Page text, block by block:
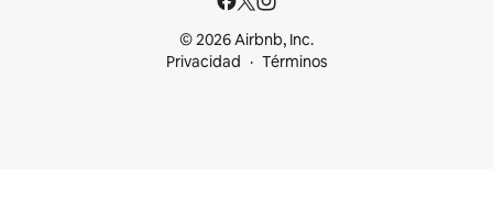
© 2026 Airbnb, Inc.
Privacidad
Términos